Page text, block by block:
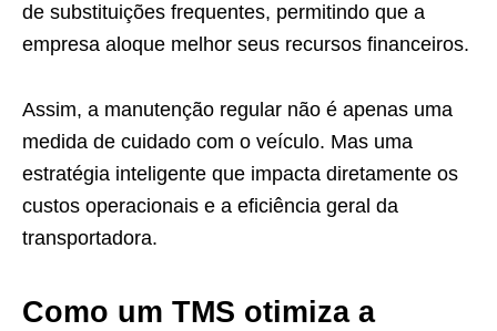
de substituições frequentes, permitindo que a
empresa aloque melhor seus recursos financeiros.
Assim, a manutenção regular não é apenas uma
medida de cuidado com o veículo. Mas uma
estratégia inteligente que impacta diretamente os
custos operacionais e a eficiência geral da
transportadora.
Como um TMS otimiza a